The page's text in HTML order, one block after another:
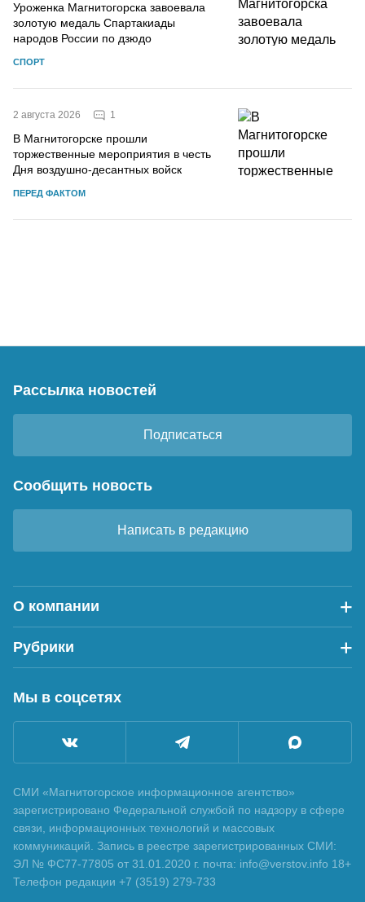
Уроженка Магнитогорска завоевала
золотую медаль Спартакиады
народов России по дзюдо
СПОРТ
2 августа 2026 1
В Магнитогорске прошли
торжественные мероприятия в честь
Дня воздушно-десантных войск
ПЕРЕД ФАКТОМ
Рассылка новостей
Подписаться
Сообщить новость
Написать в редакцию
О компании
Рубрики
Мы в соцсетях
СМИ «Магнитогорское информационное агентство»
зарегистрировано Федеральной службой по надзору в сфере
связи, информационных технологий и массовых
коммуникаций. Запись в реестре зарегистрированных СМИ:
ЭЛ № ФС77-77805 от 31.01.2020 г. почта: info@verstov.info 18+
Телефон редакции +7 (3519) 279-733